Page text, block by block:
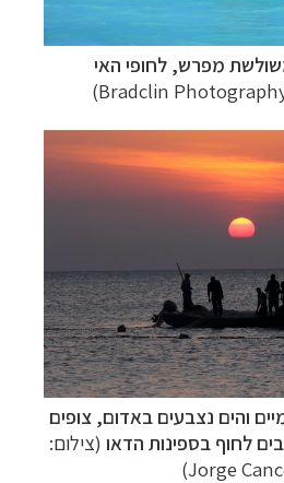
מפרש, לחופי האי
והים נצבעים באדום, צופים
לחוף בספינות הדאו (צילום:
Jorge